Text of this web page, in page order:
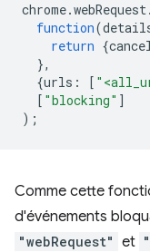
chrome.webRequest.
function(
return {
},
{urls : [
[ "blocking" ]
);
Comme cette
d'événements
"webRequest" et